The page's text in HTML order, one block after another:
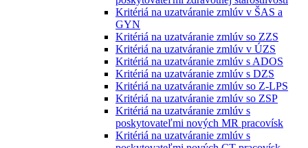
Kritériá na uzatváranie zmlúv v ŠAS a
GYN
Kritériá na uzatváranie zmlúv so ZZS
Kritériá na uzatváranie zmlúv v ÚZS
Kritériá na uzatváranie zmlúv s ADOS
Kritériá na uzatváranie zmlúv s DZS
Kritériá na uzatváranie zmlúv so Z-LPS
Kritériá na uzatváranie zmlúv so ZSP
Kritériá na uzatváranie zmlúv s
poskytovateľmi nových MR pracovísk
Kritériá na uzatváranie zmlúv s